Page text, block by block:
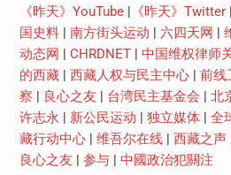
《昨天》YouTube| 《昨天》Twitter|
国史料| 南方街头运动 六四天网
动态网
CHRDNET| 中国维权律师
的西藏| 西藏人权与民主中心| 前线
察
良心之友 台湾民主基金会 北
许志永
新公民运动 独立媒体| 全
藏行动中心| 维吾尔在线| 西藏之声|
良心之友
参与| 中國政治犯關注